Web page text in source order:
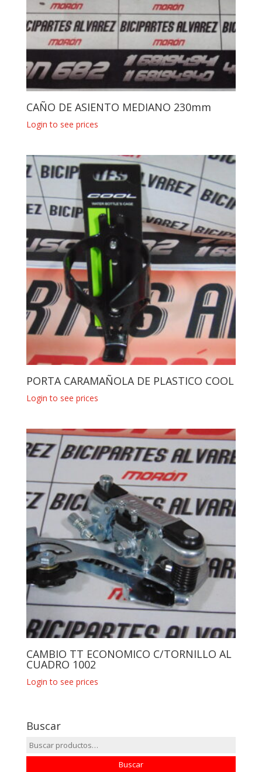
CAÑO DE ASIENTO MEDIANO 230mm
Login to see prices
PORTA CARAMAÑOLA DE PLASTICO COOL
Login to see prices
CAMBIO TT ECONOMICO C/TORNILLO AL
CUADRO 1002
Login to see prices
Buscar
Buscar
por:
Buscar